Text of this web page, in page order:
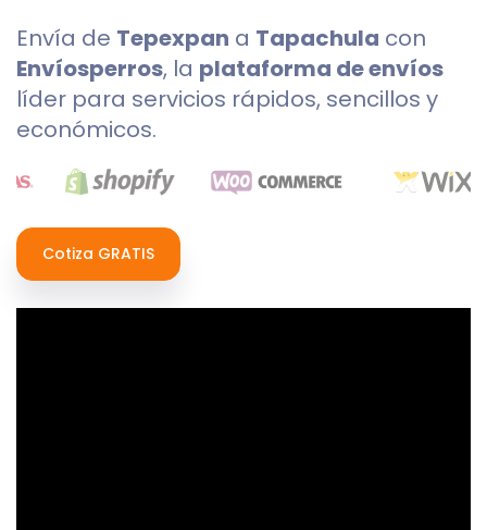
Envía de Tepexpan a Tapachula con
Envíosperros, la plataforma de envíos
líder para servicios rápidos, sencillos y
económicos.
Cotiza GRATIS